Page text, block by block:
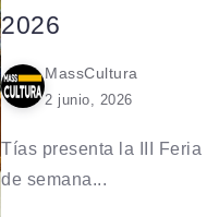
2026
MassCultura
2 junio, 2026
Tías presenta la III
de semana...